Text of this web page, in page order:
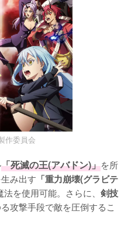
作委員会
「死滅の王(アバドン)」を所
み出す 「重力崩壊(グラビテ
を使用可能。さらに、 剣技
攻撃手段で敵を圧倒するこ